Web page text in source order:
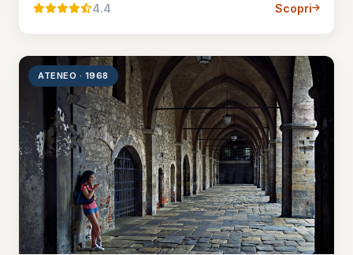
4.4 Scopri
ATENEO · 1968